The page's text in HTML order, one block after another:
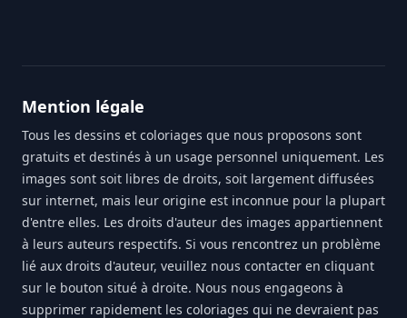
Mention légale
Tous les dessins et coloriages que nous proposons sont
gratuits et destinés à un usage personnel uniquement. Les
images sont soit libres de droits, soit largement diffusées
sur internet, mais leur origine est inconnue pour la plupart
d'entre elles. Les droits d'auteur des images appartiennent
à leurs auteurs respectifs. Si vous rencontrez un problème
lié aux droits d'auteur, veuillez nous contacter en cliquant
sur le bouton situé à droite. Nous nous engageons à
supprimer rapidement les coloriages qui ne devraient pas